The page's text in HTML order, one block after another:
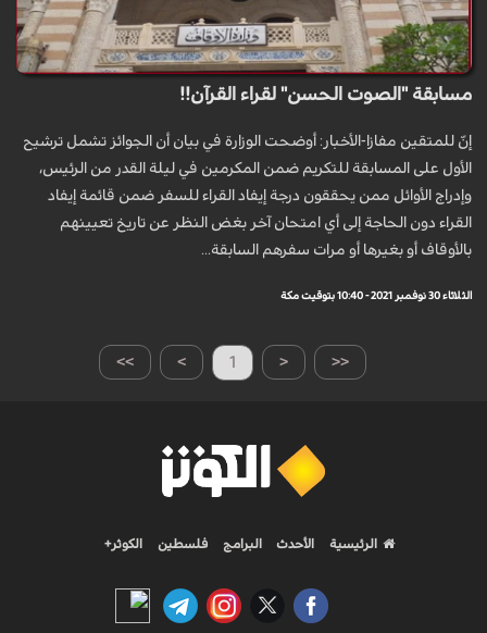
مسابقة "الصوت الحسن" لقراء القرآن!!
إنّ للمتقين مفازا-الأخبار: أوضحت الوزارة في بيان أن الجوائز تشمل ترشيح
الأول على المسابقة للتكريم ضمن المكرمين في ليلة القدر من الرئيس،
وإدراج الأوائل ممن يحققون درجة إيفاد القراء للسفر ضمن قائمة إيفاد
القراء دون الحاجة إلى أي امتحان آخر بغض النظر عن تاريخ تعيينهم
بالأوقاف أو بغيرها أو مرات سفرهم السابقة...
الثلاثاء 30 نوفمبر 2021 - 10:40 بتوقيت مكة
>> > 1 < <<
الرئيسية الأحدث البرامج فلسطين الكوثر+